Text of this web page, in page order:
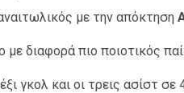
με την απόκτηση
διαφορά πιο ποιοτικός
γκολ και οι τρεις ασίστ